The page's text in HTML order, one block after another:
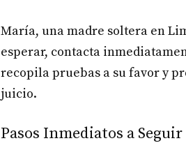
María, una madre soltera en
esperar, contacta
recopila pruebas a su favor y
juicio.
Pasos Inmediatos a Seguir